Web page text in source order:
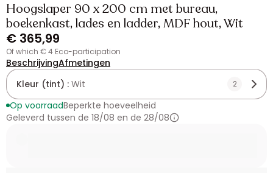
Hoogslaper 90 x 200 cm met bureau,
boekenkast, lades en ladder, MDF hout, Wit
€ 365,99
of which € 4 Eco-participation
BeschrijvingAfmetingen
Kleur (tint) : Wit 2
Op voorraadBeperkte hoeveelheid
Geleverd tussen de 18/08 en de 28/08